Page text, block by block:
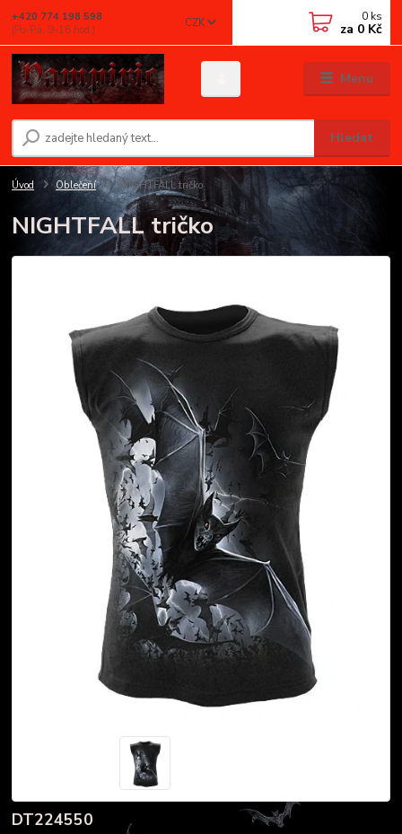
Menu
CZK
Hledat
+420 774 198 598
(Po-Pá, 9-16 hod.)
0 ks
za 0 Kč
Úvod Oblečení NIGHTFALL tričko
NIGHTFALL tričko
DT224550